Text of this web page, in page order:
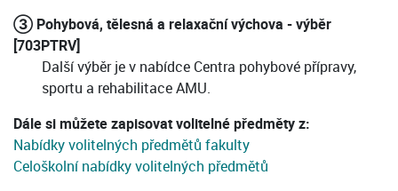
③ Pohybová, tělesná a relaxační výchova - výběr
[703PTRV]
Další výběr je v nabídce Centra pohybové přípravy,
sportu a rehabilitace AMU.
Dále si můžete zapisovat volitelné předměty z:
Nabídky volitelných předmětů fakulty
Celoškolní nabídky volitelných předmětů